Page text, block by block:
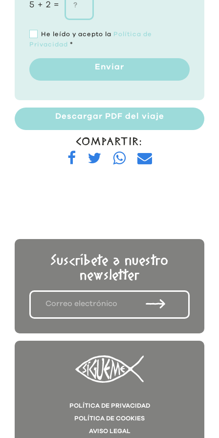
5 + 2 =
He leído y acepto la Política de
Privacidad *
Enviar
Descargar PDF del viaje
COMPARTIR:
Suscríbete a nuestro
newsletter
POLÍTICA DE PRIVACIDAD
POLÍTICA DE COOKIES
AVISO LEGAL